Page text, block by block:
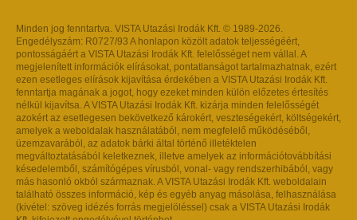
Minden jog fenntartva. VISTA Utazási Irodák Kft. © 1989-2026.
Engedélyszám: R0727/93 A honlapon közölt adatok teljességéért,
pontosságáért a VISTA Utazási Irodák Kft. felelősséget nem vállal. A
megjelenített információk elírásokat, pontatlanságot tartalmazhatnak, ezért
ezen esetleges elírások kijavítása érdekében a VISTA Utazási Irodák Kft.
fenntartja magának a jogot, hogy ezeket minden külön előzetes értesítés
nélkül kijavítsa. A VISTA Utazási Irodák Kft. kizárja minden felelősségét
azokért az esetlegesen bekövetkező károkért, veszteségekért, költségekért,
amelyek a weboldalak használatából, nem megfelelő működéséből,
üzemzavarából, az adatok bárki által történő illetéktelen
megváltoztatásából keletkeznek, illetve amelyek az információtovábbítási
késedelemből, számítógépes vírusból, vonal- vagy rendszerhibából, vagy
más hasonló okból származnak. A VISTA Utazási Irodák Kft. weboldalain
található összes információ, kép és egyéb anyag másolása, felhasználása
(kivétel: szöveg idézés forrás megjelöléssel) csak a VISTA Utazási Irodák